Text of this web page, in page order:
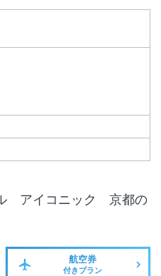
アイコニック 京都の
航空券
付きプラン